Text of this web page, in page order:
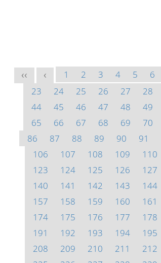
<< < 1 2 3 4 5 6
23
24 25 26 27 28
44
45 46 47 48 49
65
66 67 68 69 70
86
87 88 89 90 91
106
107 108 109 110
123
124 125 126 127
140
141 142 143 144
157
158 159 160 161
174
175 176 177 178
191
192 193 194 195
208
209 210 211 212